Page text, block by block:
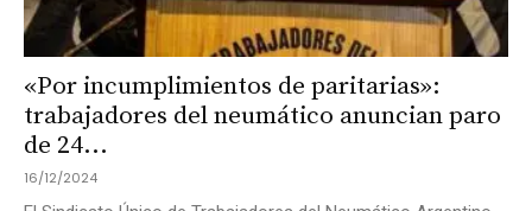
«Por incumplimientos de paritarias»:
trabajadores del neumático anuncian paro
de 24...
16/12/2024